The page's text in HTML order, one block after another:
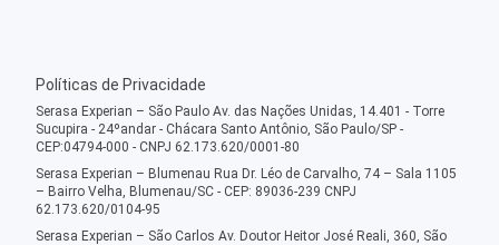
Políticas de Privacidade
Serasa Experian – São Paulo Av. das Nações Unidas, 14.401 - Torre
Sucupira - 24ºandar - Chácara Santo Antônio, São Paulo/SP -
CEP:04794-000 - CNPJ 62.173.620/0001-80
Serasa Experian – Blumenau Rua Dr. Léo de Carvalho, 74 – Sala 1105
– Bairro Velha, Blumenau/SC - CEP: 89036-239 CNPJ
62.173.620/0104-95
Serasa Experian – São Carlos Av. Doutor Heitor José Reali, 360, São